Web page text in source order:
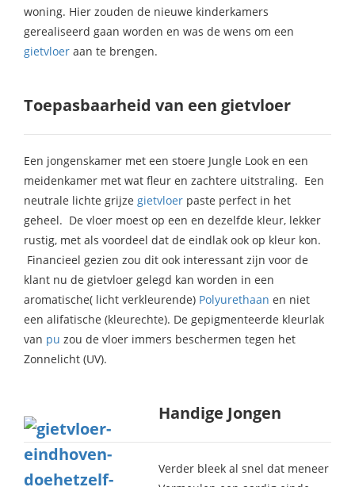
woning. Hier zouden de nieuwe kinderkamers
gerealiseerd gaan worden en was de wens om een
gietvloer aan te brengen.
Toepasbaarheid van een gietvloer
Een jongenskamer met een stoere Jungle Look en een
meidenkamer met wat fleur en zachtere uitstraling. Een
neutrale lichte grijze gietvloer paste perfect in het
geheel. De vloer moest op een en dezelfde kleur, lekker
rustig, met als voordeel dat de eindlak ook op kleur kon.
Financieel gezien zou dit ook interessant zijn voor de
klant nu de gietvloer gelegd kan worden in een
aromatische( licht verkleurende) Polyurethaan en niet
een alifatische (kleurechte). De gepigmenteerde kleurlak
van pu zou de vloer immers beschermen tegen het
Zonnelicht (UV).
Handige Jongen
Verder bleek al snel dat meneer
gebruikt
te
website-
van